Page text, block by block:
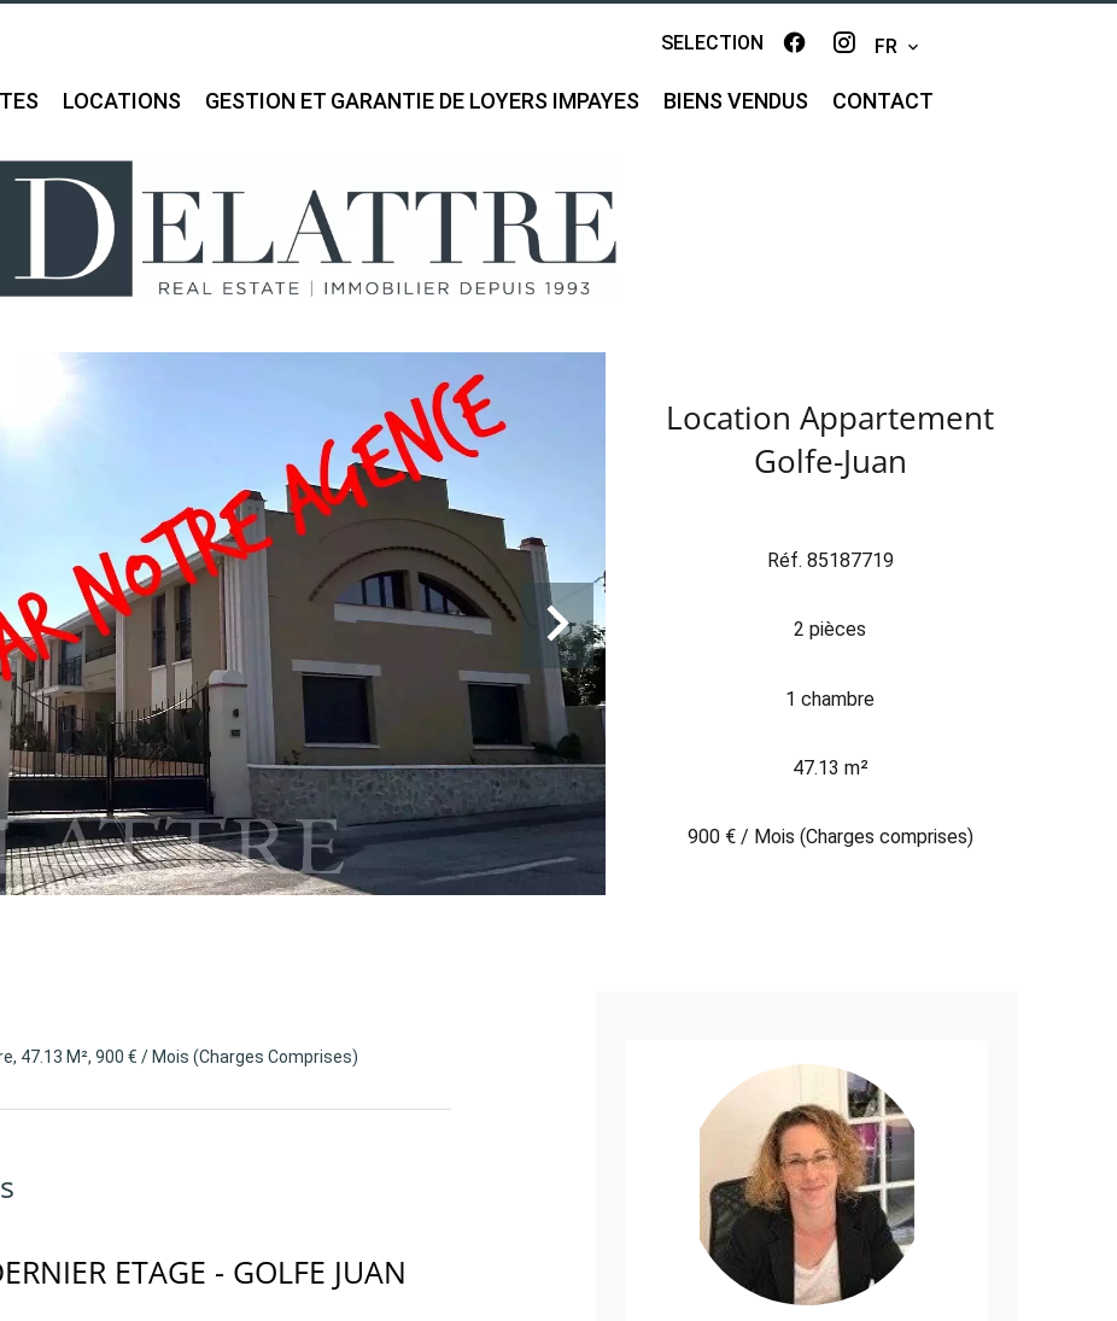
SELECTION FR
LOCATIONS GESTION ET GARANTIE DE LOYERS IMPAYES BIENS VENDUS CONTACT
Location Appartement
Golfe-Juan
Réf. 85187719
2 pièces
1 chambre
47.13 m²
900 € / Mois (Charges comprises)
47.13 M², 900 € / Mois (Charges Comprises)
ETAGE - GOLFE JUAN